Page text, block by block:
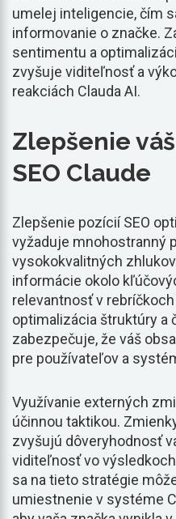
umelej inteligencie, čím
informovanie o značke.
sentimentu a
zvyšuje viditeľnosť a
reakciách Clauda AI.
Zlepšenie
SEO Claude
Zlepšenie pozícií SEO
vyžaduje mnohostranný
vysokokvalitných
informácie okolo
relevantnosť v
optimalizácia štruktúry a
zabezpečuje, že váš
pre používateľov a
Využívanie externých
účinnou taktikou.
zvyšujú dôveryhodnosť
viditeľnosť vo
sa na tieto stratégie
umiestnenie v systéme